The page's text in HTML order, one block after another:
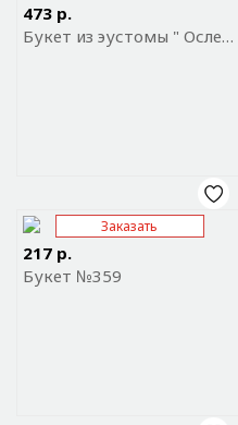
473 р.
Букет из эустомы " Ослепительное вдохновение"
Заказать
217 р.
Букет №359
Отправить ссылку на